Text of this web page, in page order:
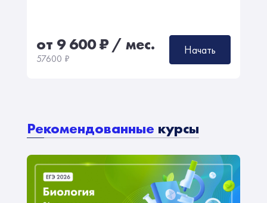
от 9 600₽/ мес.
57600 ₽
Начать
Рекомендованные курсы